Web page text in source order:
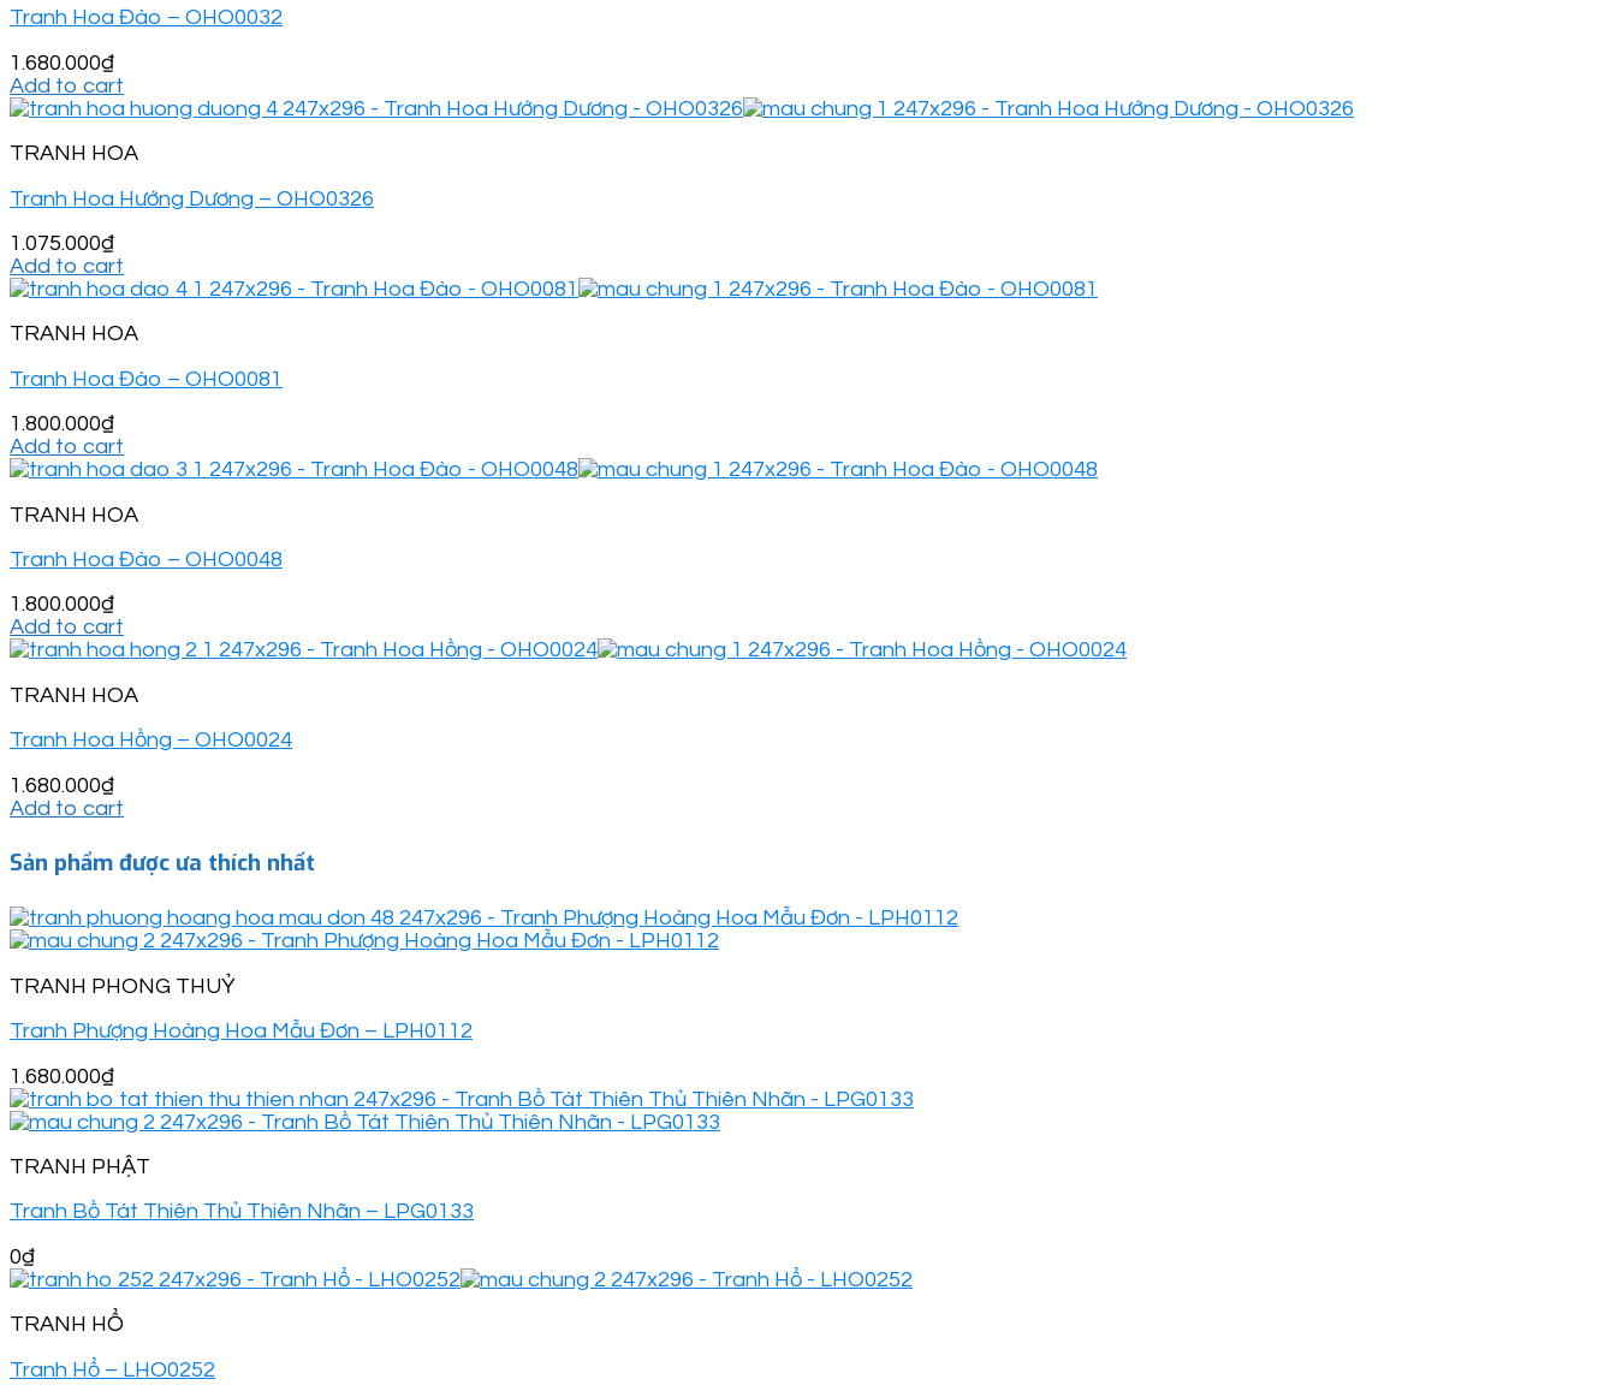
Tranh Hoa Đào – OHO0032
1.680.000₫
Add to cart
TRANH HOA
Tranh Hoa Hướng Dương – OHO0326
1.075.000₫
Add to cart
TRANH HOA
Tranh Hoa Đào – OHO0081
1.800.000₫
Add to cart
TRANH HOA
Tranh Hoa Đào – OHO0048
1.800.000₫
Add to cart
TRANH HOA
Tranh Hoa Hồng – OHO0024
1.680.000₫
Add to cart
Sản phẩm được ưa thích nhất
TRANH PHONG THUỶ
Tranh Phượng Hoàng Hoa Mẫu Đơn – LPH0112
1.680.000₫
TRANH PHẬT
Tranh Bồ Tát Thiên Thủ Thiên Nhãn – LPG0133
0₫
TRANH HỔ
Tranh Hổ – LHO0252